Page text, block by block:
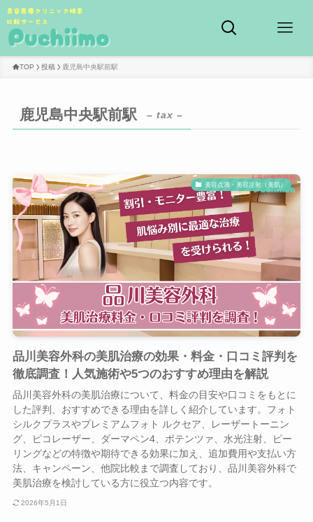
TOP 投稿 鹿児島中央駅前駅
鹿児島中央駅前駅 – tax –
美容点滴・美容注射（美肌）
品川美容外科の美肌治療の効果・料金・口コミ評判を
徹底調査！人気施術や5つのおすすめ理由を解説
品川美容外科の美肌治療について、料金の目安や口コミをもとに
した評判、おすすめできる理由を詳しく紹介しています。フォト
シルクプラスやプレミアムフォト ルクセア、レーザートーニン
グ、ピコレーザー、ダーマペン4、ポテンツァ、水光注射、ピー
リングなどの特徴や期待できる効果に加え、追加費用や支払い方
法、キャンペーン、他院比較まで調査しており、品川美容外科で
美肌治療を検討している方に役立つ内容です。
2026年5月1日